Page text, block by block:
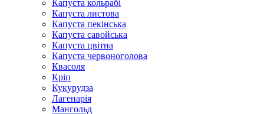
Капуста кольрабі
Капуста листова
Капуста пекінська
Капуста савойська
Капуста цвітна
Капуста червоноголова
Квасоля
Кріп
Кукурудза
Лагенарія
Мангольд